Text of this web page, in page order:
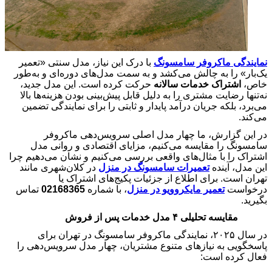
نمایندگی ماکروفر سامسونگ با درک این نیاز، مدل سنتی «تعمیر
یک‌بار» را به چالش می‌کشد و به سمت مدل‌های دوره‌ای و به‌طور
خاص، اشتراک خدمات سالانه حرکت کرده است. این مدل جدید،
نه‌تنها رضایت مشتری را به دلیل قابل پیش‌بینی بودن هزینه‌ها بالا
می‌برد، بلکه جریان درآمد پایدار و ثابتی را برای نمایندگی تضمین
می‌کند.
در این گزارش، ما چهار مدل اصلی سرویس‌دهی ماکروفر
سامسونگ را مقایسه می‌کنیم، مزایای اقتصادی و روانی مدل
اشتراک را با مثال‌های واقعی بررسی می‌کنیم و نشان می‌دهیم چرا
این مدل، آیندهتعمیرات سامسونگ در منزل در کلان‌شهری مانند
تهران است. برای اطلاع از جزئیات پکیج‌های اشتراک یا
درخواستتعمیر مایکروویو در منزل، با شماره 02168365 تماس
بگیرید.
مقایسه تحلیلی ۴ مدل خدمات پس از فروش
در سال ۲۰۲۵، نمایندگی ماکروفر سامسونگ در تهران برای
پاسخگویی به نیازهای متنوع مشتریان، چهار مدل سرویس‌دهی را
فعال کرده است: